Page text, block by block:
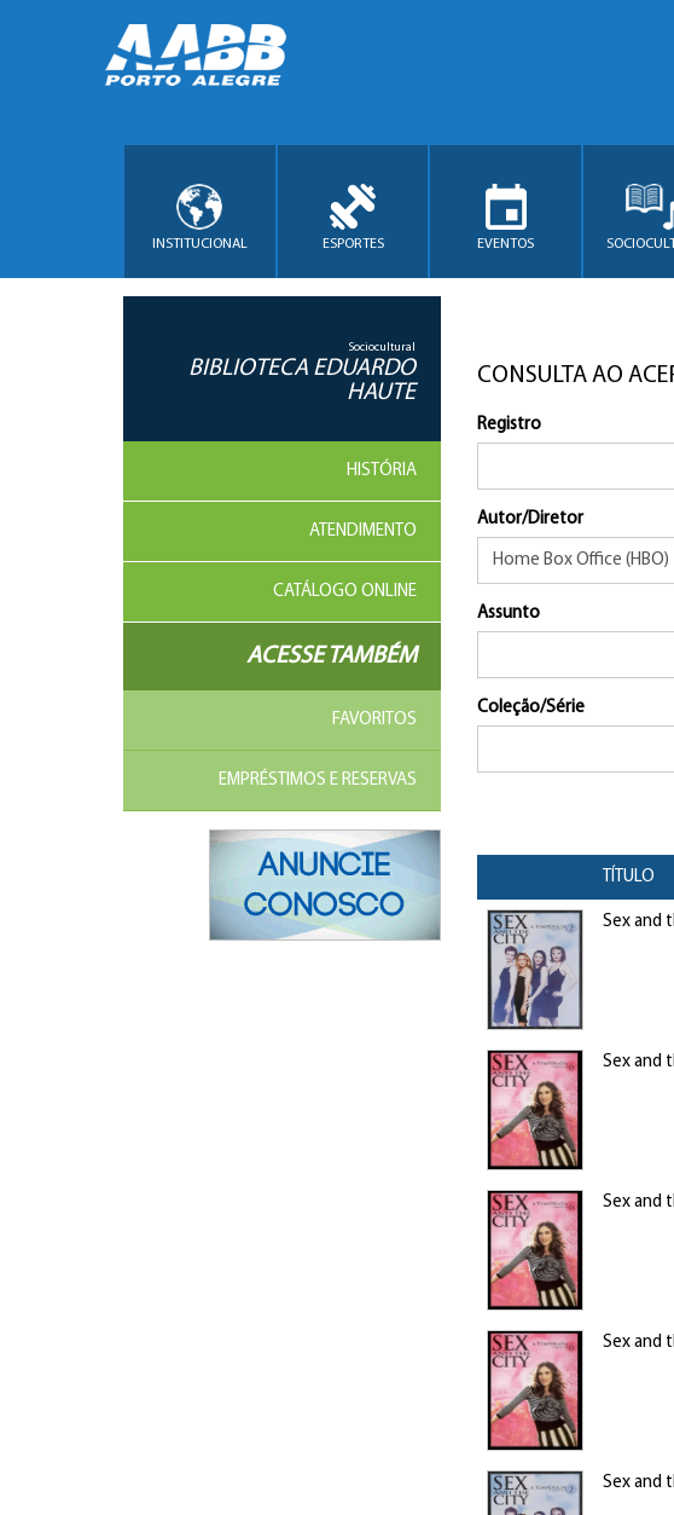
INSTITUCIONAL ESPORTES EVENTOS
Sociocultural
BIBLIOTECA EDUARDO
HAUTE
HISTÓRIA
ATENDIMENTO
CATÁLOGO ONLINE
ACESSE TAMBÉM
FAVORITOS
EMPRÉSTIMOS E RESERVAS
CONSULTA AO
Registro
Autor/Diretor
Assunto
Coleção/Série
TÍTULO
Sex and
Sex and
Sex and
Sex and
Sex and